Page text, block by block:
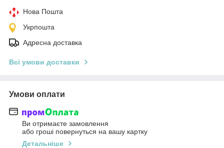
Нова Пошта
Укрпошта
Адресна доставка
Всі умови доставки
Умови оплати
Ви отримаєте замовлення
або гроші повернуться на вашу картку
Детальніше